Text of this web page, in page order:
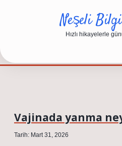
Neşeli
Hızlı hikayelerle
Vajinada yanma
Tarih: Mart 31, 2026